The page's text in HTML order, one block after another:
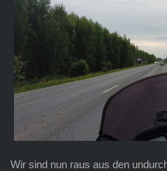
Wir sind nun raus aus den